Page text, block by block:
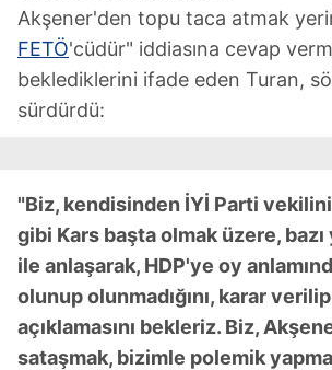
Akşener'den topu taca atmak
FETÖ'cüdür" iddiasına cevap
beklediklerini ifade eden Turan,
sürdürdü:
"Biz, kendisinden İYİ Parti
gibi Kars başta olmak üzere,
ile anlaşarak, HDP'ye oy
olunup olunmadığını, karar
açıklamasını bekleriz. Biz,
sataşmak, bizimle polemik